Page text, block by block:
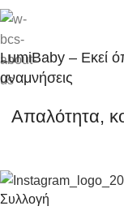
LumiBaby – Εκεί
αναμνήσεις
Απαλότητα,
Συλλογή